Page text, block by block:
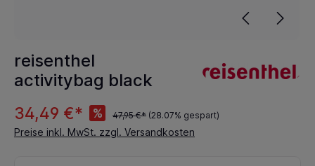
reisenthel
activitybag black
34,49 €* % 47,95 €* (28.07% gespart)
Preise inkl. MwSt. zzgl. Versandkosten